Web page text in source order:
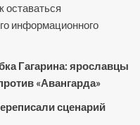
информационного
Гагарина: ярославцы
«Авангарда»
сценарий